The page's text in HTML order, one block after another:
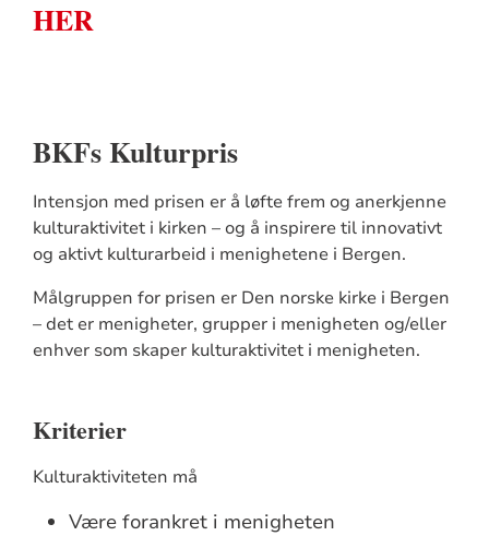
HER
BKFs Kulturpris
Intensjon med prisen er å løfte frem og anerkjenne
kulturaktivitet i kirken – og å inspirere til innovativt
og aktivt kulturarbeid i menighetene i Bergen.
Målgruppen for prisen er Den norske kirke i Bergen
– det er menigheter, grupper i menigheten og/eller
enhver som skaper kulturaktivitet i menigheten.
Kriterier
Kulturaktiviteten må
Være forankret i menigheten